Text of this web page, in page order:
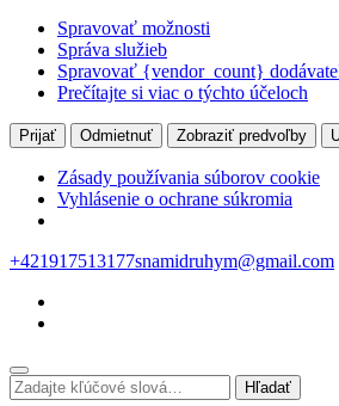
Spravovať možnosti
Správa služieb
Spravovať {vendor_count}
Prečítajte si viac o týchto účeloch
Prijať Odmietnuť Zobraziť predvoľby
Zásady používania súborov cookie
Vyhlásenie o ochrane súkromia
Preskoč
obsah
+421917513177snamidruhym@gmail.com
Hľadáte